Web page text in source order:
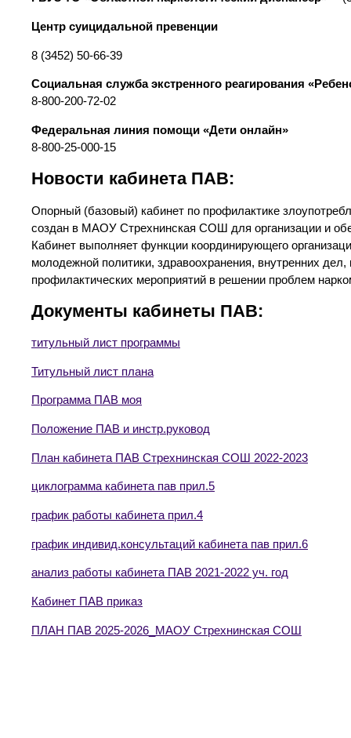
Центр суицидальной превенции
8 (3452) 50-66-39
Социальная служба экстренного реагирования
8-800-200-72-02
Федеральная линия помощи «Дети онлайн»
8-800-25-000-15
Новости кабинета ПАВ:
Опорный (базовый) кабинет по профилактике
создан в МАОУ Стрехнинская СОШ для организации и
Кабинет выполняет функции координирующего
молодежной политики, здравоохранения, внутренних
профилактических мероприятий в решении проблем
Документы кабинеты ПАВ:
титульный лист программы
Титульный лист плана
Программа ПАВ моя
Положение ПАВ и инстр.руковод
План кабинета ПАВ Стрехнинская СОШ 2022-2023
циклограмма кабинета пав прил.5
график работы кабинета прил.4
график индивид.консультаций кабинета пав прил.6
анализ работы кабинета ПАВ 2021-2022 уч. год
Кабинет ПАВ приказ
ПЛАН ПАВ 2025-2026_МАОУ Стрехнинская СОШ